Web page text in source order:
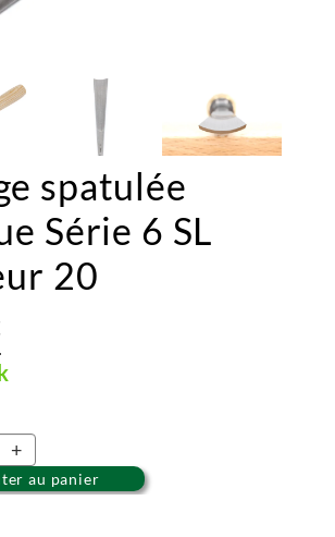
spatulée
Série 6 SL
20
+
au panier